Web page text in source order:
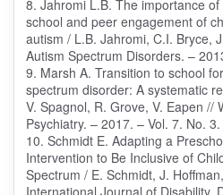
8. Jahromi L.B. The importance
school and peer engagement of
autism / L.B. Jahromi, C.I. Bryce,
Autism Spectrum Disorders. –
9. Marsh A. Transition to school
spectrum disorder: A systematic
V. Spagnol, R. Grove, V. Eapen //
Psychiatry. – 2017. – Vol. 7. No.
10. Schmidt E. Adapting a
Intervention to Be Inclusive of
Spectrum / E. Schmidt, J.
International Journal of Disability,